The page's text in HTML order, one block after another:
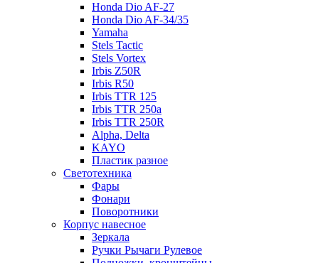
Honda Dio AF-27
Honda Dio AF-34/35
Yamaha
Stels Tactic
Stels Vortex
Irbis Z50R
Irbis R50
Irbis TTR 125
Irbis TTR 250a
Irbis TTR 250R
Alpha, Delta
KAYO
Пластик разное
Светотехника
Фары
Фонари
Поворотники
Корпус навесное
Зеркала
Ручки Рычаги Рулевое